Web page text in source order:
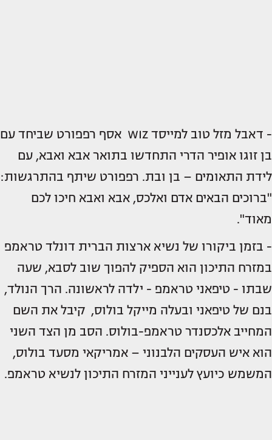
- דאבל מזל טוב למייסד WIZ אסף רפפורט שביחד עם
בן זוגו אופיר הדרי התחדשו בתואר אבא ואבא, עם
לידת התאומים – בן ובת. רפפורט שיתף בהתרגשות:
"ברוכים הבאים אדם ואלכס, אבא ואבא חיכו לכם
מאוד".
- בזמן ביקורו של נשיא ארצות הברית דונלד טראמפ
במזרח התיכון הוא הספיק להפוך שוב לסבא, שעה
שבתו - טיפאני טראמפ - ילדה לראשונה. הרך הנולד,
בנם של טיפאני ובעלה מייקל בולוס, קיבל את השם
המחייב אלכסנדר טראמפ-בולוס. הסב מן הצד השני
הוא איש העסקים הלבנוני – אמריקאי מסעד בולוס,
המשמש כיועץ לענייני המזרח התיכון לנשיא טראמפ.